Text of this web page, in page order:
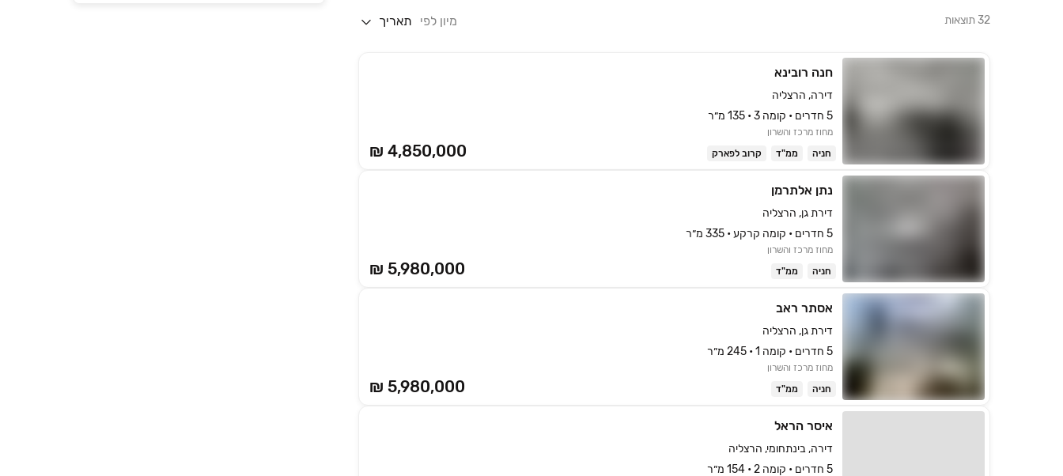
32תוצאות מיון לפי תאריך
₪ 4,850,000
חנה רובינא
דירה, הרצליה
5 חדרים • קומה ‎3‏ • 135 מ״ר
מחוז מרכז והשרון
חניה
ממ"ד קרוב לפארק
₪ 5,980,000
נתן אלתרמן
דירת גן, הרצליה
5 חדרים • קומה ‎קרקע‏ • 335 מ״ר
מחוז מרכז והשרון
חניה
ממ"ד
₪ 5,980,000
אסתר ראב
דירת גן, הרצליה
5 חדרים • קומה ‎1‏ • 245 מ״ר
מחוז מרכז והשרון
חניה
ממ"ד
איסר הראל
דירה, בינתחומי, הרצליה
5 חדרים • קומה ‎2‏ • 154 מ״ר